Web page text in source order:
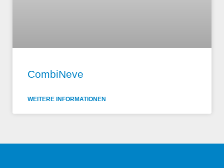
CombiNeve
WEITERE INFORMATIONEN